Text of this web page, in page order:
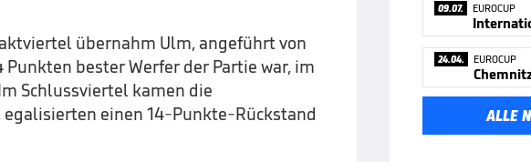
übernahm Ulm, angeführt von
Punkten bester Werfer der Partie war, im
Schlussviertel kamen die
einen 14-Punkte-Rückstand
09.07. EUROCUP
24.04. EUROCUP
ALLE